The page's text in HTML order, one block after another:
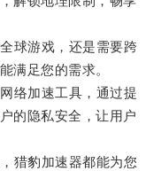
球游戏，还是需要跨
满足您的需求。
络加速工具，通过提
的隐私安全，让用户
猎豹加速器都能为您